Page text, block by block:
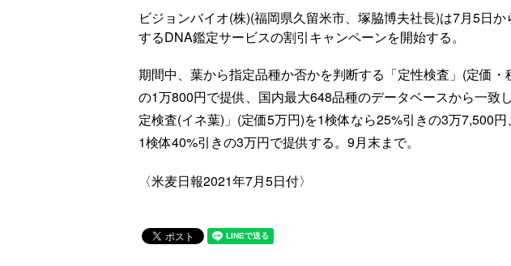
ビジョンバイオ(株)(福岡県久留米市、塚脇博夫社長)は7月5日
するDNA鑑定サービスの割引キャンペーンを開始する。
期間中、葉から指定品種か否かを判断する「定性検査」(定価・
の1万800円で提供、国内最大648品種のデータベースから一致
定検査(イネ葉)」(定価5万円)を1検体なら25%引きの3万7,500
1検体40%引きの3万円で提供する。9月末まで。
〈米麦日報2021年7月5日付〉